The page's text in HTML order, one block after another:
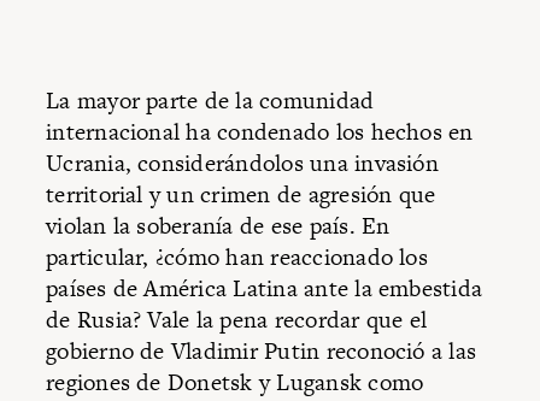
La mayor parte de la comunidad
internacional ha condenado los hechos en
Ucrania, considerándolos una invasión
territorial y un crimen de agresión que
violan la soberanía de ese país. En
particular, ¿cómo han reaccionado los
países de América Latina ante la embestida
de Rusia? Vale la pena recordar que el
gobierno de Vladimir Putin reconoció a las
regiones de Donetsk y Lugansk como